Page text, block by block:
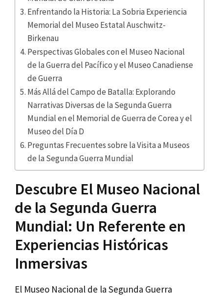
Enfrentando la Historia: La Sobria Experiencia
Memorial del Museo Estatal Auschwitz-
Birkenau
Perspectivas Globales con el Museo Nacional
de la Guerra del Pacífico y el Museo Canadiense
de Guerra
Más Allá del Campo de Batalla: Explorando
Narrativas Diversas de la Segunda Guerra
Mundial en el Memorial de Guerra de Corea y el
Museo del Día D
Preguntas Frecuentes sobre la Visita a Museos
de la Segunda Guerra Mundial
Descubre El Museo Nacional
de la Segunda Guerra
Mundial: Un Referente en
Experiencias Históricas
Inmersivas
El Museo Nacional de la Segunda Guerra